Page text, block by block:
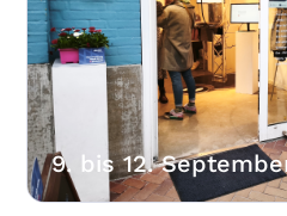
9. bis 12.